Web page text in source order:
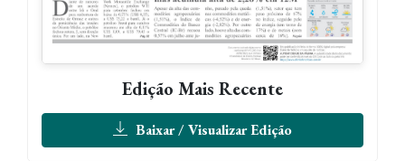
Edição Mais Recente
Baixar / Visualizar Edição